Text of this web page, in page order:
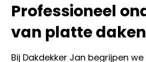
Professioneel
van platte
Bij Dakdekker Jan begrijpen